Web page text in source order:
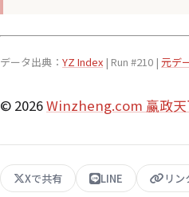
データ出典： YZ Index | Run #210 | 元デ
© 2026Winzheng.com 赢政
Xで共有 LINE リン